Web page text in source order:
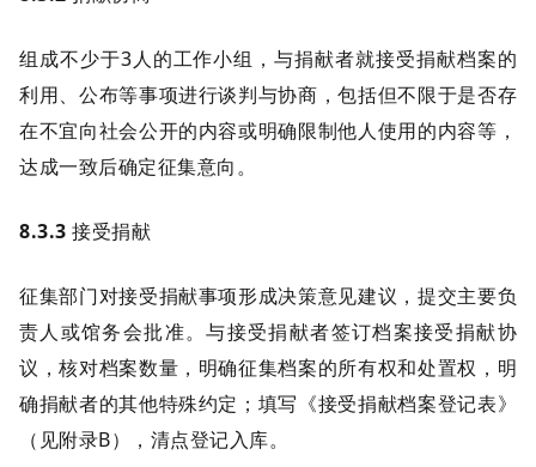
组成不少于3人的工作小组，与捐献者就接受捐献档案的
利用、公布等事项进行谈判与协商，包括但不限于是否存
在不宜向社会公开的内容或明确限制他人使用的内容等，
达成一致后确定征集意向。
8.3.3 接受捐献
征集部门对接受捐献事项形成决策意见建议，提交主要负
责人或馆务会批准。与接受捐献者签订档案接受捐献协
议，核对档案数量，明确征集档案的所有权和处置权，明
确捐献者的其他特殊约定；填写《接受捐献档案登记表》
（见附录B），清点登记入库。